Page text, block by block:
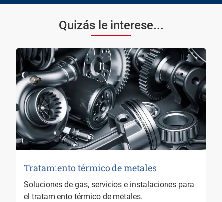
Quizás le interese...
Tratamiento térmico de metales
Soluciones de gas, servicios e instalaciones para
el tratamiento térmico de metales.